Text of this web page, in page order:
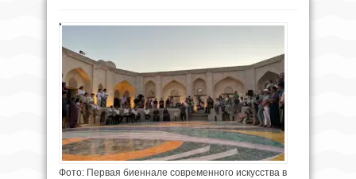
Фото: Первая биеннале современного искусства в